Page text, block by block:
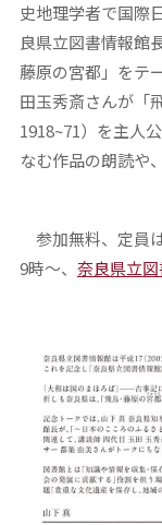
史地理学者で国際
良県立図書情報館
藤原の宮都」をテ
田玉秀斎さんが「
1918~71）を主人
なむ作品の朗読や
参加無料、定員
9時～、 奈良県立